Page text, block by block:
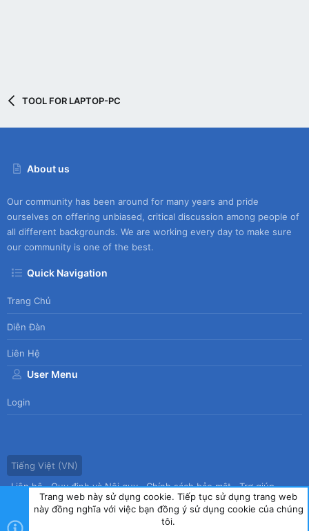
TOOL FOR LAPTOP-PC
About us
Our community has been around for many years and pride
ourselves on offering unbiased, critical discussion among people of
all different backgrounds. We are working every day to make sure
our community is one of the best.
Quick Navigation
Trang Chủ
Diễn Đàn
Liên Hệ
User Menu
Login
Tiếng Việt (VN)
Liên hệ
Quy định và Nội quy Chính sách bảo mật
Trợ giúp
Trang chủ
R
Trang web này sử dụng cookie. Tiếp tục sử dụng trang web
này đồng nghĩa với việc bạn đồng ý sử dụng cookie của chúng
tôi.